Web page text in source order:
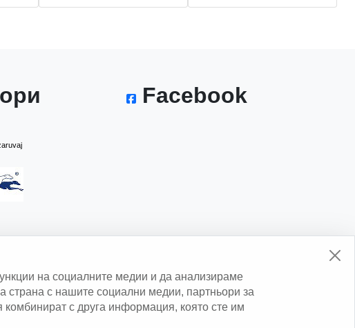
Facebook
на социалните медии и да анализираме
с нашите социални медии, партньори за
комбинират с друга информация, която сте им